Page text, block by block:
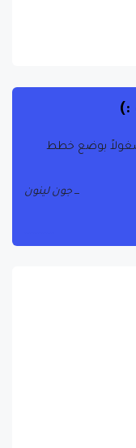
:)
بوضع خطط
جون لينون